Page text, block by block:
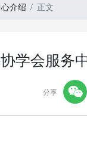
介绍 正文
学会服务
分享 